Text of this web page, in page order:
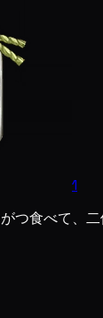
1
つ食べて、